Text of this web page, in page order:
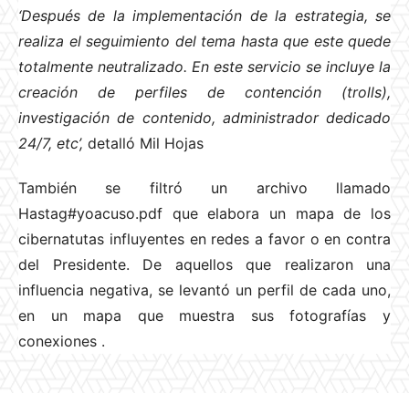
‘Después de la implementación de la estrategia, se
realiza el seguimiento del tema hasta que este quede
totalmente neutralizado. En este servicio se incluye la
creación de perfiles de contención (trolls),
investigación de contenido, administrador dedicado
24/7, etc’, detalló Mil Hojas
También se filtró un archivo llamado
Hastag#yoacuso.pdf que elabora un mapa de los
cibernatutas influyentes en redes a favor o en contra
del Presidente. De aquellos que realizaron una
influencia negativa, se levantó un perfil de cada uno,
en un mapa que muestra sus fotografías y
conexiones .